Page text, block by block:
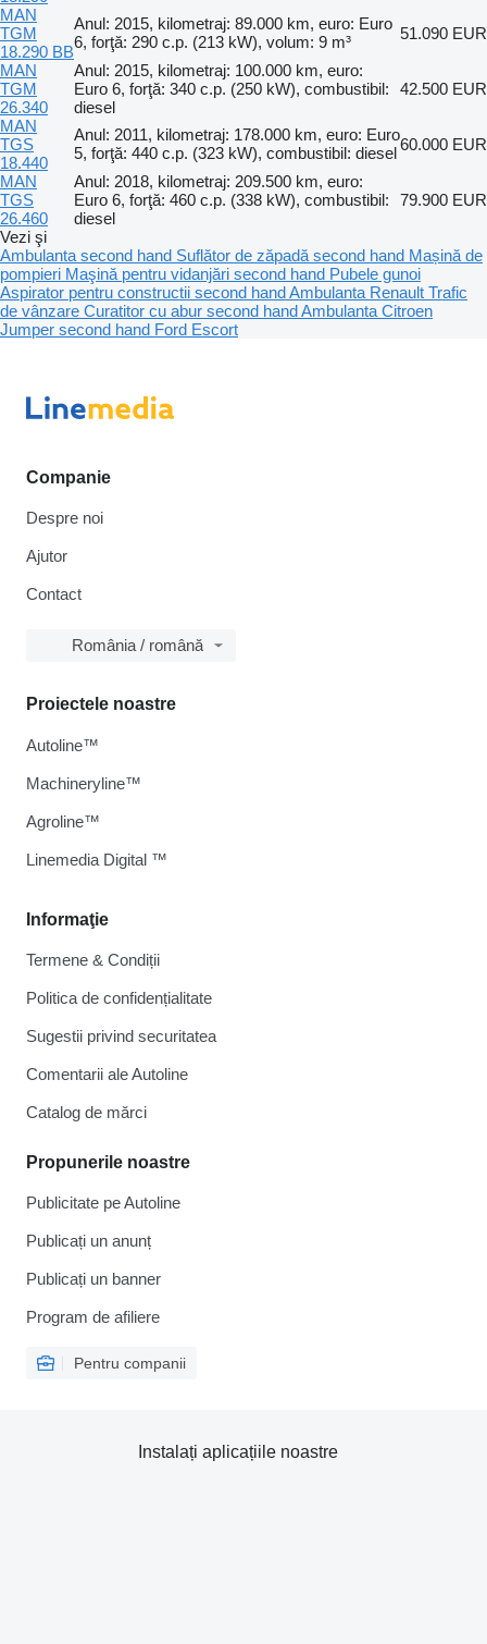
MAN
TGM
18.290 BB
Anul: 2015, kilometraj: 89.000 km, euro: Euro
6, forţă: 290 c.p. (213 kW), volum: 9 m³
51.090 EUR
MAN
TGM
26.340
Anul: 2015, kilometraj: 100.000 km, euro:
Euro 6, forţă: 340 c.p. (250 kW), combustibil:
diesel
42.500 EUR
MAN
TGS
18.440
Anul: 2011, kilometraj: 178.000 km, euro: Euro
5, forţă: 440 c.p. (323 kW), combustibil: diesel60.000 EUR
MAN
TGS
26.460
Anul: 2018, kilometraj: 209.500 km, euro:
Euro 6, forţă: 460 c.p. (338 kW), combustibil:
diesel
79.900 EUR
Vezi şi
Ambulanta second hand Suflător de zăpadă second hand Mașină de
pompieri Maşină pentru vidanjări second hand Pubele gunoi
Aspirator pentru constructii second handAmbulanta Renault Trafic
de vânzare Curatitor cu abur second handAmbulanta Citroen
Jumper second hand Ford Escort
Companie
Despre noi
Ajutor
Contact
România / română
Informaţie
Termene & Condiții
Politica de confidențialitate
Sugestii privind securitatea
Comentarii ale Autoline
Catalog de mărcі
Propunerile noastre
Publicitate pe Autoline
Publicați un anunț
Publicați un banner
Program de afiliere
Pentru companii
Proiectele noastre
Autoline™
Machineryline™
Agroline™
Linemedia Digital ™
Instalați aplicațiile noastre